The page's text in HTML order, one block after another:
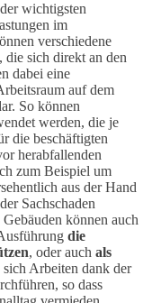
wichtigsten
im
verschiedene
die sich direkt an den
dabei eine
auf dem
So können
werden, die je
die beschäftigten
herabfallenden
zum Beispiel um
aus der Hand
Sachschaden
können auch
die
, oder auch als
Arbeiten dank der
so dass